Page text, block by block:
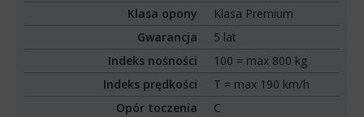
Klasa opony
Klasa Premium
Gwarancja
5 lat
Indeks nośności
100 = max 800 kg
Indeks prędkości
T = max 190 km/h
Opór toczenia
C